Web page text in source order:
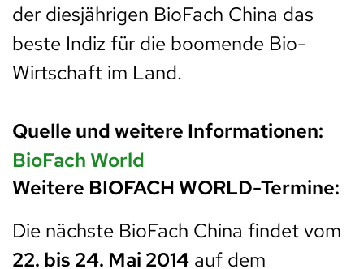
der diesjährigen BioFach China das
beste Indiz für die boomende Bio-
Wirtschaft im Land.
Quelle und weitere Informationen:
BioFach World
Weitere BIOFACH WORLD-Termine:
Die nächste BioFach China findet vom
22. bis 24. Mai 2014 auf dem